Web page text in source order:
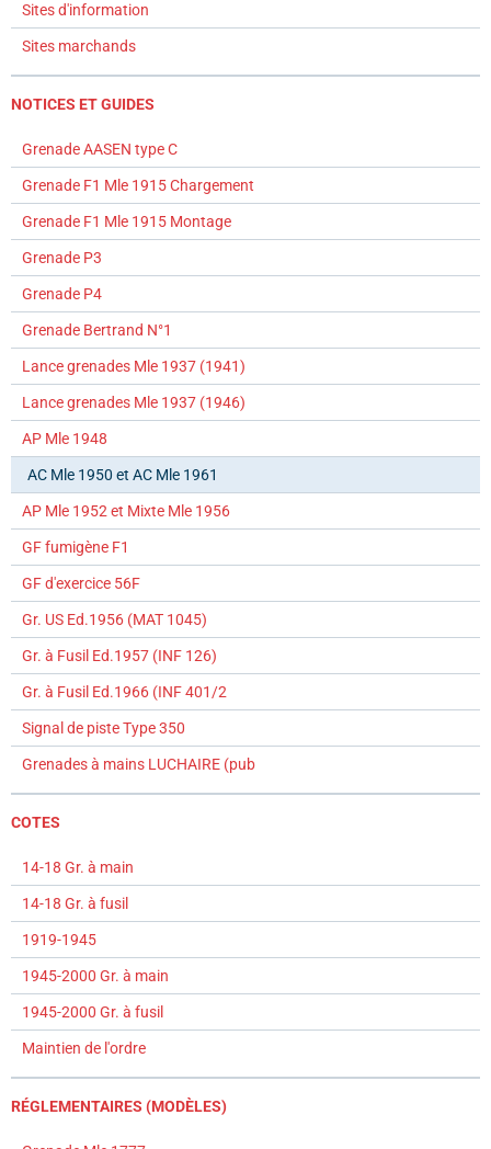
Sites d'information
Sites marchands
NOTICES ET GUIDES
Grenade AASEN type C
Grenade F1 Mle 1915 Chargement
Grenade F1 Mle 1915 Montage
Grenade P3
Grenade P4
Grenade Bertrand N°1
Lance grenades Mle 1937 (1941)
Lance grenades Mle 1937 (1946)
AP Mle 1948
AC Mle 1950 et AC Mle 1961
AP Mle 1952 et Mixte Mle 1956
GF fumigène F1
GF d'exercice 56F
Gr. US Ed.1956 (MAT 1045)
Gr. à Fusil Ed.1957 (INF 126)
Gr. à Fusil Ed.1966 (INF 401/2
Signal de piste Type 350
Grenades à mains LUCHAIRE (pub
COTES
14-18 Gr. à main
14-18 Gr. à fusil
1919-1945
1945-2000 Gr. à main
1945-2000 Gr. à fusil
Maintien de l'ordre
RÉGLEMENTAIRES (MODÈLES)